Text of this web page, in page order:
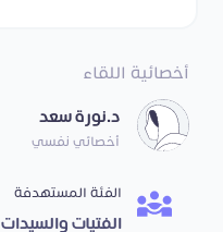
أخصائية اللقاء
د.نورة سعد
أخصائي نفسي
الفئة المستهدفة
الفتيات والسيدات